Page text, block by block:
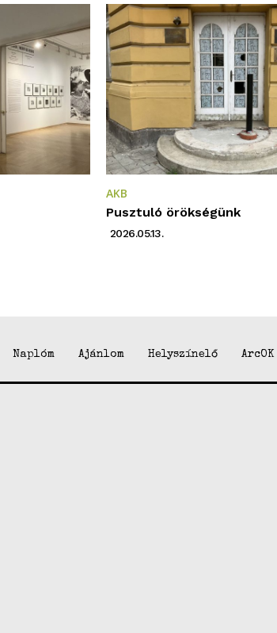
AKB
Pusztuló örökségünk
2026.05.13.
Naplóm Ajánlom Helyszínelő ArcOK